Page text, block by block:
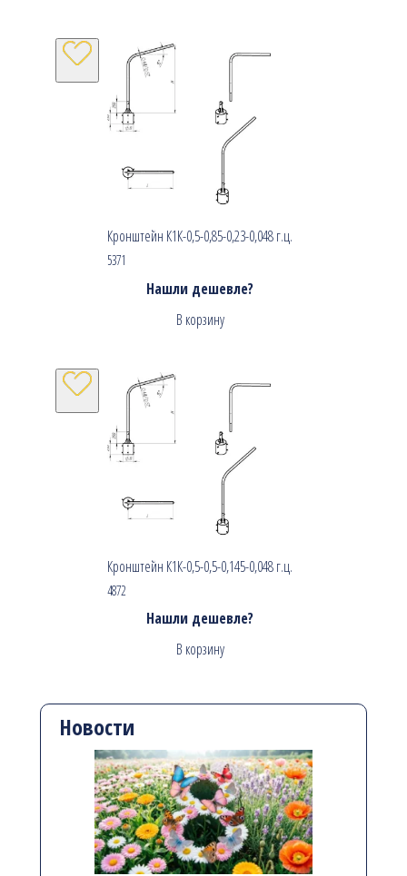
Кронштейн К1К-0,5-0,85-0,23-0,048 г.ц.
5371
Нашли дешевле?
В корзину
Кронштейн К1К-0,5-0,5-0,145-0,048 г.ц.
4872
Нашли дешевле?
В корзину
Новости